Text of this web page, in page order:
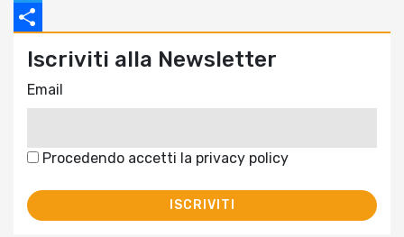
Twitter
Iscriviti alla Newsletter
Email
Procedendo accetti la privacy policy